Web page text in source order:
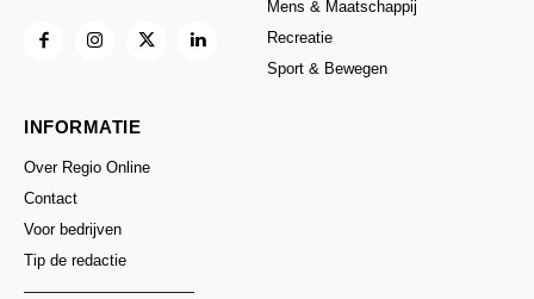
Mens & Maatschappij
Recreatie
Sport & Bewegen
INFORMATIE
Over Regio Online
Contact
Voor bedrijven
Tip de redactie
———————————